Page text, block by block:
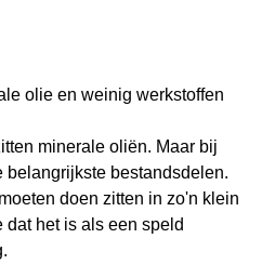
olie en weinig werkstoffen
minerale oliën. Maar bij
belangrijkste bestandsdelen.
doen zitten in zo'n klein
dat het is als een speld